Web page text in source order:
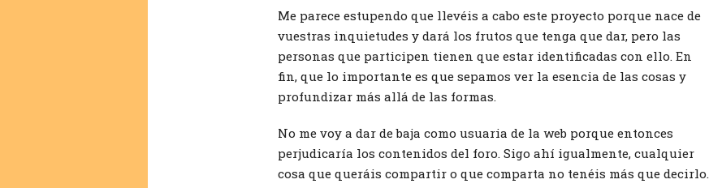
Me parece estupendo que llevéis a cabo este proyecto porque nace de
vuestras inquietudes y dará los frutos que tenga que dar, pero las
personas que participen tienen que estar identificadas con ello. En
fin, que lo importante es que sepamos ver la esencia de las cosas y
profundizar más allá de las formas.
No me voy a dar de baja como usuaria de la web porque entonces
perjudicaría los contenidos del foro. Sigo ahí igualmente, cualquier
cosa que queráis compartir o que comparta no tenéis más que decirlo.